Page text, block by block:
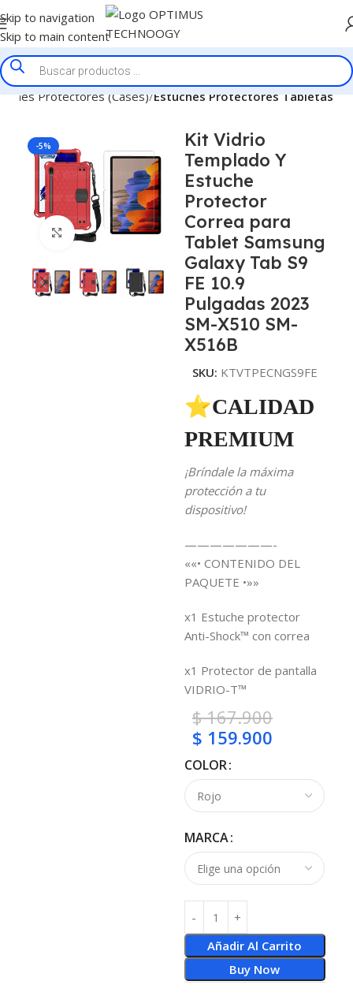
Skip to navigation
Skip to main content
Protectores (Cases) Estuches Protectores Tabletas
-5%
Click to enlarge
Kit Vidrio
Templado Y
Estuche
Protector
Correa para
Tablet Samsung
Galaxy Tab S9
FE 10.9
Pulgadas 2023
SM-X510 SM-
X516B
SKU: KTVTPECNGS9FE
⭐CALIDAD
PREMIUM
¡Bríndale la máxima
protección a tu
dispositivo!
———————-
««• CONTENIDO DEL
PAQUETE •»»
x1 Estuche protector
Anti-Shock™ con correa
x1 Protector de pantalla
VIDRIO-T™
$167.900
$ 159.900
COLOR
MARCA
Añadir Al Carrito
Buy Now